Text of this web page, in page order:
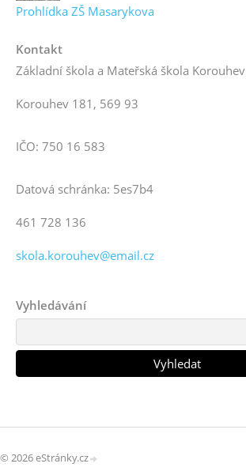
Prohlídka ZŠ Masarykova
Kontakt
Základní škola a Mateřská škola Korouhev
Korouhev 181, 569 93
IČO: 750 16 583
Datová schránka: 5es7b4
461 728 136
skola.korouhev@email.cz
Vyhledávání
© 2026 eStránky.cz